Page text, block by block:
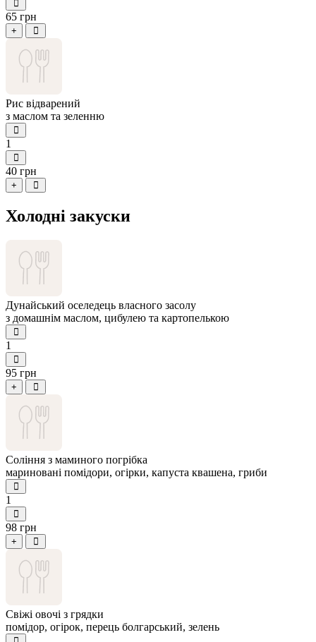
65 грн
+
Рис відварений
з маслом та зеленню
1
40 грн
+
Холодні закуски
Дунайський оселедець власного засолу
з домашнім маслом, цибулею та картопелькою
1
95 грн
+
Соління з маминого погрібка
мариновані помідори, огірки, капуста квашена, гриби
1
98 грн
+
Свіжі овочі з грядки
помідор, огірок, перець болгарський, зелень